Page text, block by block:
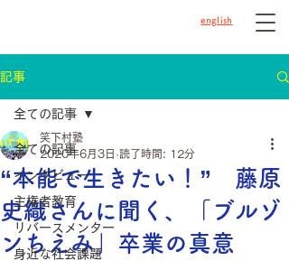
english
記事
全ての記事
インタビュー
主権者教育
リバースメンター
身近な社会課題
全ての記事
“本能で生きたい！” 藤原
史織さんに聞く、「ブルゾ
ンちえみ」卒業の真意
笑下村塾
2020年6月3日 読了時間: 12分